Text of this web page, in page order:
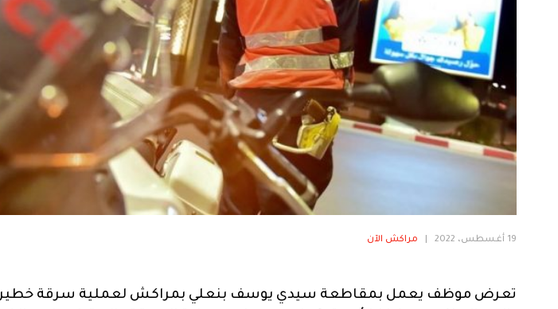
19 أغسطس، 2022 مراكش الآن
تعرض موظف يعمل بمقاطعة سيدي يوسف بنعلي بمراكش لعملية سرقة